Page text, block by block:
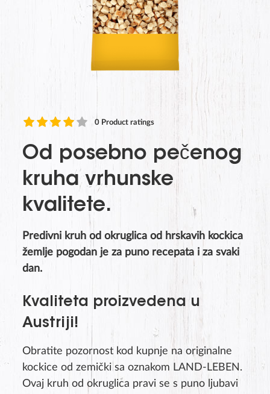
0 Product ratings
Od posebno pečenog
kruha vrhunske
kvalitete.
Predivni kruh od okruglica od hrskavih kockica
žemlje pogodan je za puno recepata i za svaki
dan.
Kvaliteta proizvedena u
Austriji!
Obratite pozornost kod kupnje na originalne
kockice od zemički sa oznakom LAND-LEBEN.
Ovaj kruh od okruglica pravi se s puno ljubavi